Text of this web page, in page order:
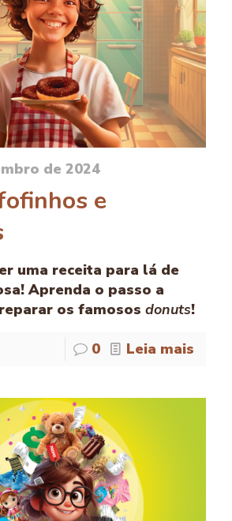
de 2024
e
uma receita para lá de
Aprenda o passo a
os famosos donuts!
0 Leia mais